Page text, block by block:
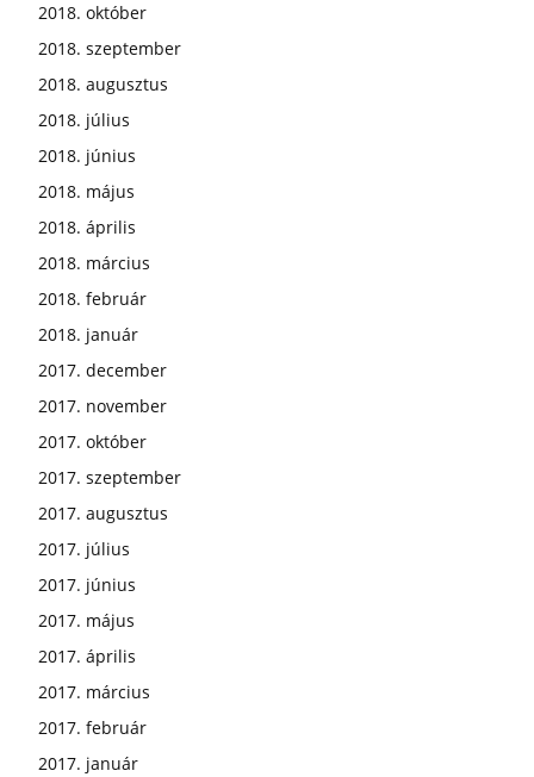
2018. október
2018. szeptember
2018. augusztus
2018. július
2018. június
2018. május
2018. április
2018. március
2018. február
2018. január
2017. december
2017. november
2017. október
2017. szeptember
2017. augusztus
2017. július
2017. június
2017. május
2017. április
2017. március
2017. február
2017. január